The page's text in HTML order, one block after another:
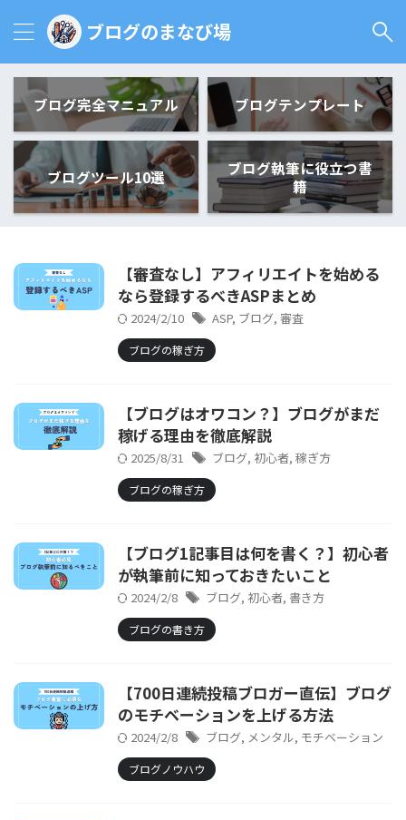
ブログのまなび場
ブログ完全マニュアル ブログテンプレート
ブログツール10選
ブログ執筆に役立つ書
籍
【審査なし】アフィリエイトを始める
なら登録するべきASPまとめ
2024/2/10 ASP, ブログ, 審査
ブログの稼ぎ方
【ブログはオワコン？】ブログがまだ
稼げる理由を徹底解説
2025/8/31 ブログ, 初心者, 稼ぎ方
ブログの稼ぎ方
【ブログ1記事目は何を書く？】初心者
が執筆前に知っておきたいこと
2024/2/8 ブログ, 初心者, 書き方
ブログの書き方
【700日連続投稿ブロガー直伝】ブログ
のモチベーションを上げる方法
2024/2/8 ブログ, メンタル, モチベーション
ブログノウハウ